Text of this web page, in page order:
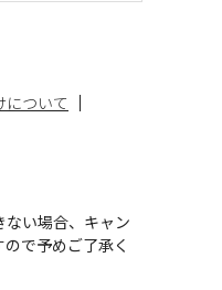
について
い場合、キャン
で予めご了承く